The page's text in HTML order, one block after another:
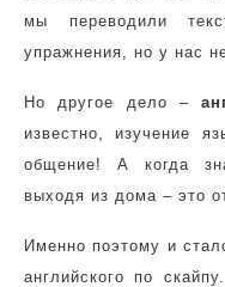
мы переводили
упражнения, но у нас
Но другое дело –
известно, изучение
общение! А когда
выходя из дома – это
Именно поэтому и
английского по